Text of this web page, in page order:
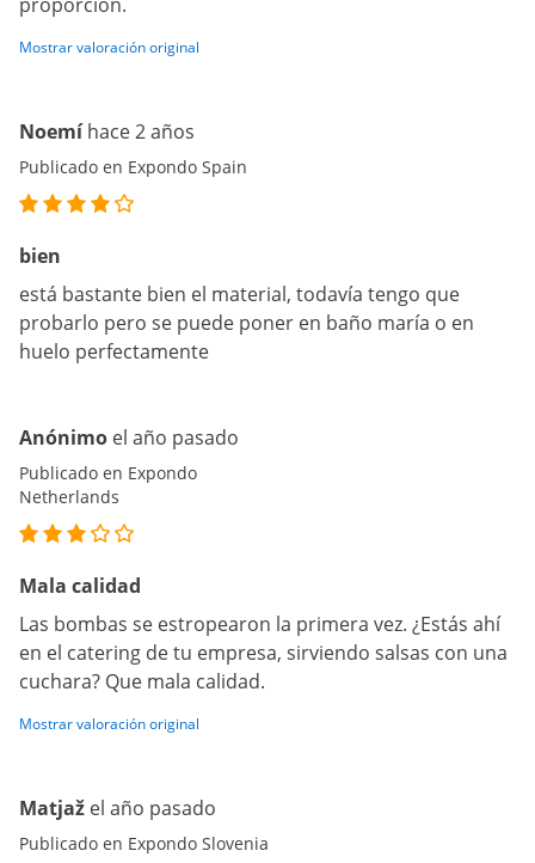
Mostrar valoración original
Noemí hace 2 años
Publicado en Expondo Spain
bien
está bastante bien el material, todavía tengo que
probarlo pero se puede poner en baño maría o en
huelo perfectamente
Anónimo el año pasado
Publicado en Expondo
Netherlands
Mala calidad
Las bombas se estropearon la primera vez. ¿Estás ahí
en el catering de tu empresa, sirviendo salsas con una
cuchara? Que mala calidad.
Mostrar valoración original
Matjaž el año pasado
Publicado en Expondo Slovenia